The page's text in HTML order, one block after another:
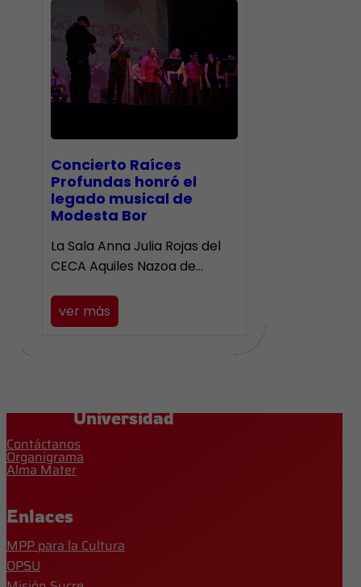
​Concierto Raíces
Profundas honró el
legado musical de
Modesta Bor
La Sala Anna Julia Rojas del
CECA Aquiles Nazoa de…
ver más
Universidad
Contáctanos
Organigrama
Alma Mater
Enlaces
MPP para la Cultura
OPSU